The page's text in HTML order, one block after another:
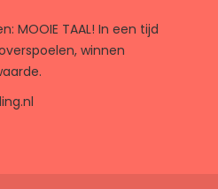
MOOIE TAAL! In een tijd
winnen